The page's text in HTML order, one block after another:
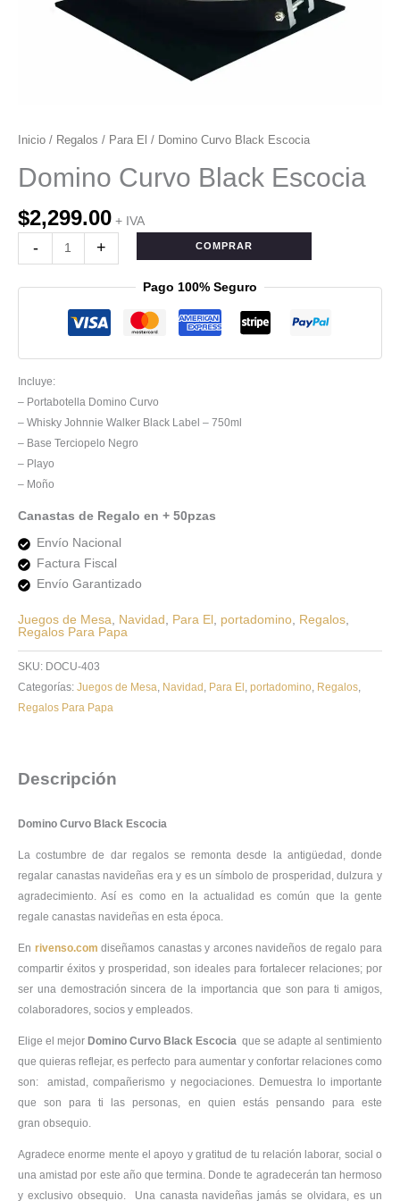
Inicio / Regalos / Para El / Domino Curvo Black Escocia
Domino Curvo Black Escocia
$2,299.00 + IVA
- + COMPRAR
Pago 100% Seguro
Incluye:
– Portabotella Domino Curvo
– Whisky Johnnie Walker Black Label – 750ml
– Base Terciopelo Negro
– Playo
– Moño
Canastas de Regalo en + 50pzas
Envío Nacional
Factura Fiscal
Envío Garantizado
Juegos de Mesa Navidad Para El portadomino Regalos
Regalos Para Papa
SKU: DOCU-403
Categorías: Juegos de Mesa, Navidad , Para El , portadomino, Regalos,
Regalos Para Papa
Descripción
Domino Curvo Black Escocia
La costumbre de dar regalos se remonta desde la antigüedad, donde
regalar canastas navideñas era y es un símbolo de prosperidad, dulzura y
agradecimiento. Así es como en la actualidad es común que la gente
regale canastas navideñas en esta época.
En rivenso.com diseñamos canastas y arcones navideños de regalo para
compartir éxitos y prosperidad, son ideales para fortalecer relaciones; por
ser una demostración sincera de la importancia que son para ti amigos,
colaboradores, socios y empleados.
Elige el mejor Domino Curvo Black Escocia que se adapte al sentimiento
que quieras reflejar, es perfecto para aumentar y confortar relaciones como
son: amistad, compañerismo y negociaciones. Demuestra lo importante
que son para ti las personas, en quien estás pensando para este
gran obsequio.
Agradece enorme mente el apoyo y gratitud de tu relación laborar, social o
una amistad por este año que termina. Donde te agradecerán tan hermoso
y exclusivo obsequio. Una canasta navideñas jamás se olvidara, es un